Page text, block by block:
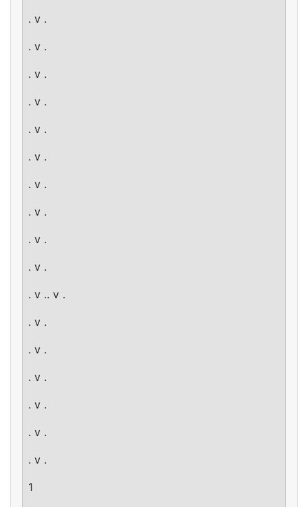
. v .
. v .
. v .
. v .
. v .
. v .
. v .
. v .
. v .
. v .
. v .. v .
. v .
. v .
. v .
. v .
. v .
. v .
1